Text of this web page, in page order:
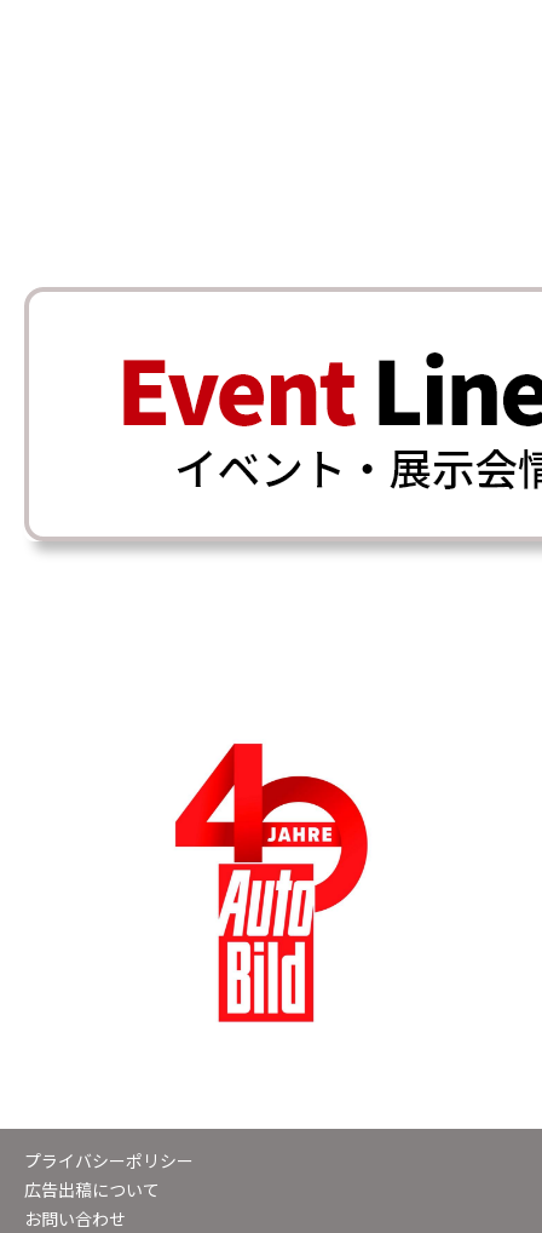
プライバシーポリシー
広告出稿について
お問い合わせ